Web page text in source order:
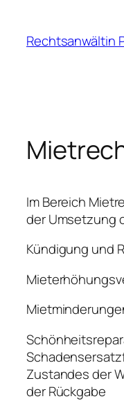
springen
Rechtsanwältin
Im Bereich
der Umsetzung
Kündigung und
Zustandes der
der Rückgabe